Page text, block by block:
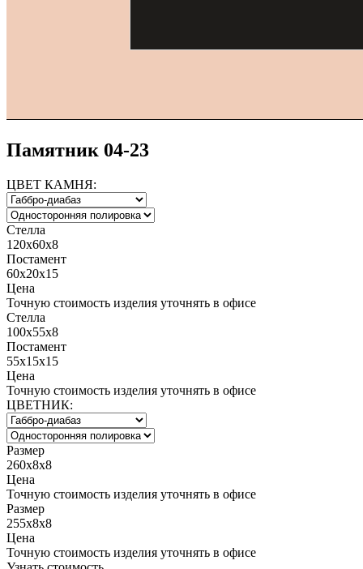
Памятник 04-23
ЦВЕТ КАМНЯ:
Стелла
120х60х8
Постамент
60х20х15
Цена
Точную стоимость изделия уточнять в офисе
Стелла
100х55х8
Постамент
55х15х15
Цена
Точную стоимость изделия уточнять в офисе
ЦВЕТНИК:
Размер
260x8x8
Цена
Точную стоимость изделия уточнять в офисе
Размер
255x8x8
Цена
Точную стоимость изделия уточнять в офисе